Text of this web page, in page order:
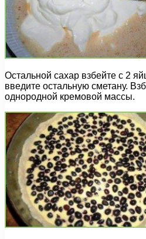
Остальной сахар взбейте с 2
введите остальную сметану.
однородной кремовой массы.